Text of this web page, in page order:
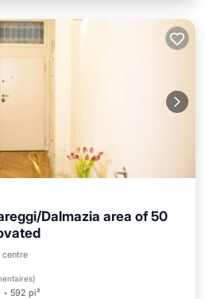
Dalmazia area of 50
centre
)
592 pi²